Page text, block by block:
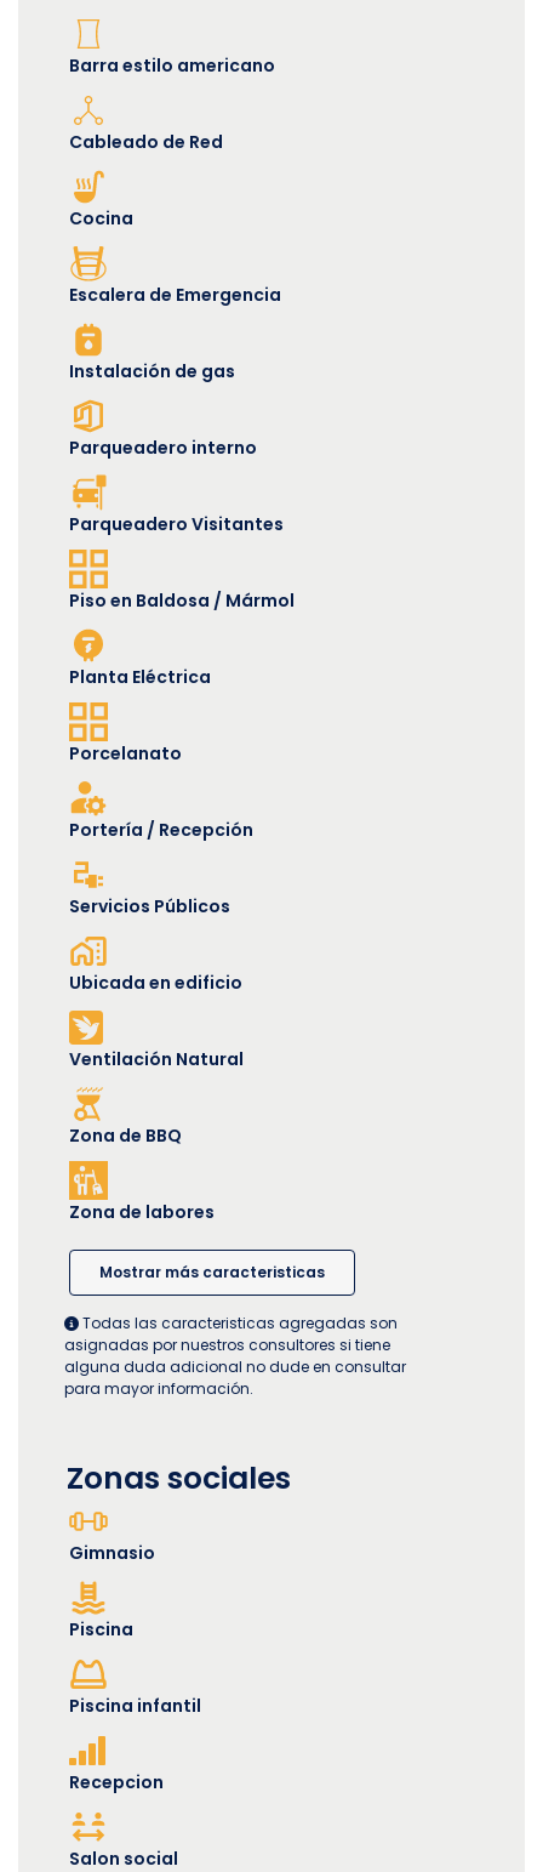
Barra estilo americano
Cableado de Red
Cocina
Escalera de Emergencia
Instalación de gas
Parqueadero interno
Parqueadero Visitantes
Piso en Baldosa / Mármol
Planta Eléctrica
Porcelanato
Portería / Recepción
Servicios Públicos
Ubicada en edificio
Ventilación Natural
Zona de BBQ
Zona de labores
Mostrar más caracteristicas
Todas las caracteristicas agregadas son
asignadas por nuestros consultores si tiene
alguna duda adicional no dude en consultar
para mayor información.
Zonas sociales
Gimnasio
Piscina
Piscina infantil
Recepcion
Salon social